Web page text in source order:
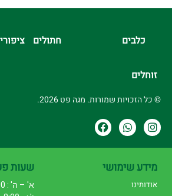
כלבים חתולים
זוחלים
© כל הזכויות שמורות. מגה פט 2026.
מידע שימושי
אודותינו
שעות
א' – ה' : 8:00 – 22:00